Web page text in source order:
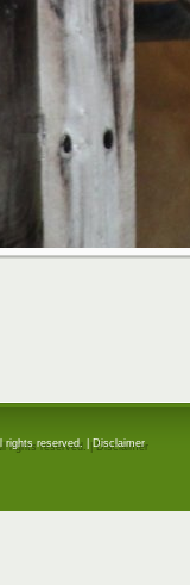
rights reserved. |Disclaimer